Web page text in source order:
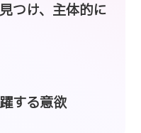
つけ、主体的に
する意欲